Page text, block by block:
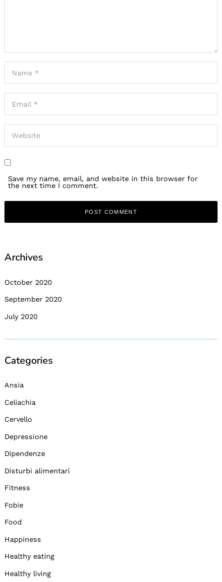
Save my name, email, and website in this browser for
the next time I comment.
Archives
October 2020
September 2020
July 2020
Categories
Ansia
Celiachia
Cervello
Depressione
Dipendenze
Disturbi alimentari
Fitness
Fobie
Food
Happiness
Healthy eating
Healthy living